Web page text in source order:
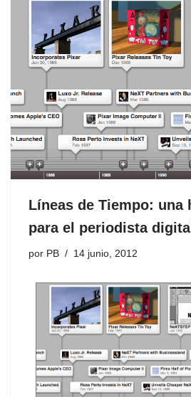
Líneas de Tiempo: una
para el periodista digital
por PB 14 junio, 2012